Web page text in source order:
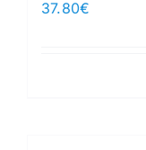
37.80€